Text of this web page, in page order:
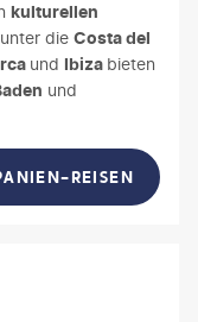
kulturellen
die Costa del
und Ibiza bieten
und
REISEN